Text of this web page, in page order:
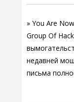
» You Are
Group Of
недавней
письма